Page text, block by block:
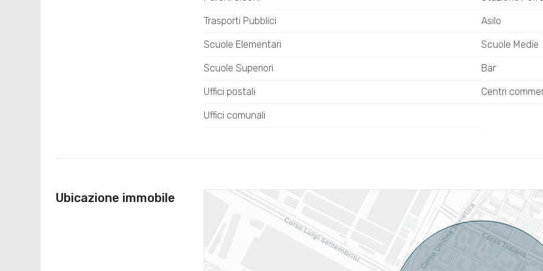
Trasporti Pubblici Asilo
Scuole Elementari Scuole Medie
Scuole Superiori Bar
Uffici postali Centri
Uffici comunali
Ubicazione immobile